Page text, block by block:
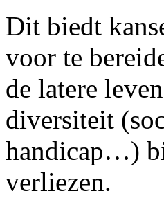
Dit biedt
voor te
de latere
diversiteit
handicap…)
verliezen.